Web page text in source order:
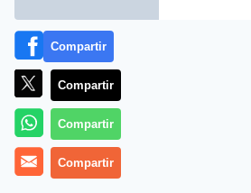
reducido, el Airis OnePAD de siete
Lea el artículo completo en
Compartir
Compartir
Compartir
Compartir